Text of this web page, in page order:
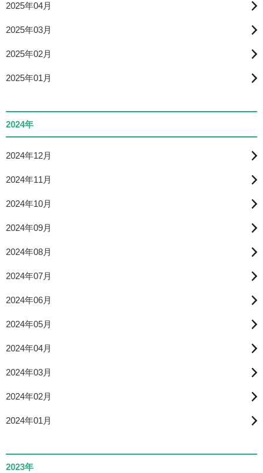
2025年04月
2025年03月
2025年02月
2025年01月
2024年
2024年12月
2024年11月
2024年10月
2024年09月
2024年08月
2024年07月
2024年06月
2024年05月
2024年04月
2024年03月
2024年02月
2024年01月
2023年